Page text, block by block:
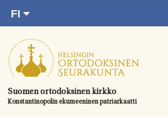
suoraan
sisältöön.
Suomen ortodoksinen kirkko
Konstantinopolin ekumeeninen patriarkaatti
FI
SV
EN
UA
Etusivu
Ajankohtaista
Juhlat & toimitukset